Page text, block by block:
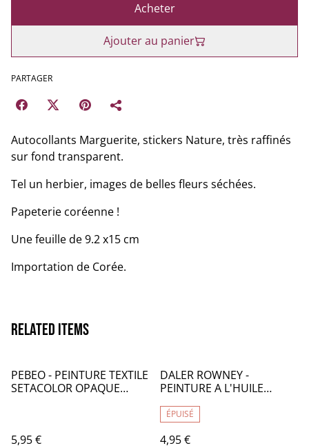
Acheter
Ajouter au panier
PARTAGER
Autocollants Marguerite, stickers Nature, très raffinés
sur fond transparent.
Tel un herbier, images de belles fleurs séchées.
Papeterie coréenne !
Une feuille de 9.2 x15 cm
Importation de Corée.
Related items
PEBEO - PEINTURE TEXTILE
SETACOLOR OPAQUE
5,95 €
DALER ROWNEY -
PEINTURE A L'HUILE
DE TITANE 009 - CA133009
ÉPUISÉ
4,95 €